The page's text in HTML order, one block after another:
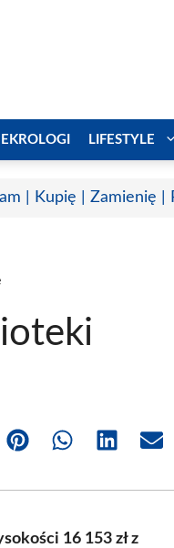
LIFESTYLE
| Kupię | Zamienię |
Share Share Share
16 153 zł z